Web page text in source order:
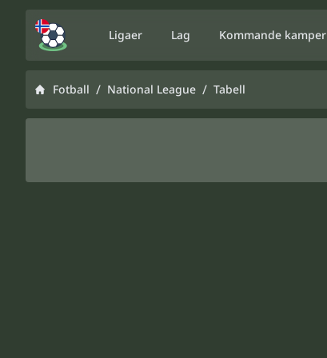
Ligaer Lag Kommande kamper
Fotball / National League / Tabell